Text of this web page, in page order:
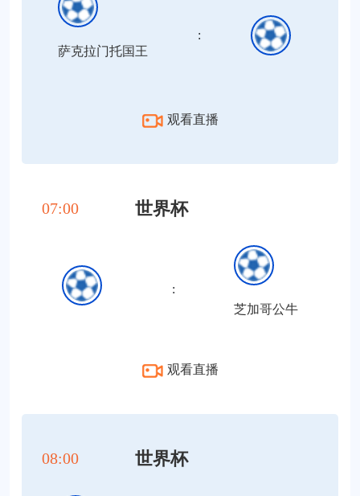
萨克拉门托国王
:
观看直播
07:00 世界杯
:
芝加哥公牛
观看直播
08:00 世界杯